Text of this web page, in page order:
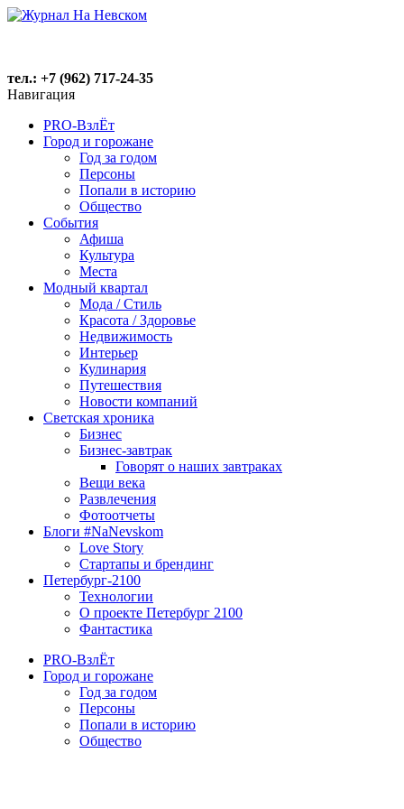
тел.: +7 (962) 717-24-35
Навигация
PRO-ВзлЁт
Город и горожане
Год за годом
Персоны
Попали в историю
Общество
События
Афиша
Культура
Места
Модный квартал
Мода / Стиль
Красота / Здоровье
Недвижимость
Интерьер
Кулинария
Путешествия
Новости компаний
Светская хроника
Бизнес
Бизнес-завтрак
Говорят о наших завтраках
Вещи века
Развлечения
Фотоотчеты
Блоги #NaNevskom
Love Story
Стартапы и брендинг
Петербург-2100
Технологии
О проекте Петербург 2100
Фантастика
PRO-ВзлЁт
Город и горожане
Год за годом
Персоны
Попали в историю
Общество